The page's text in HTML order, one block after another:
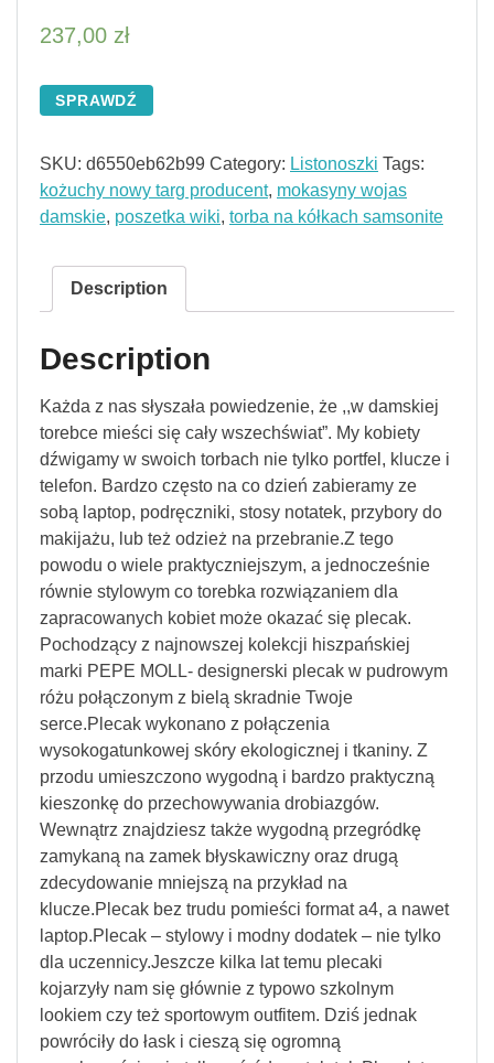
237,00 zł
SPRAWDŹ
SKU: d6550eb62b99 Category: Listonoszki Tags:
kożuchy nowy targ producent, mokasyny wojas
damskie, poszetka wiki, torba na kółkach samsonite
Description
Description
Każda z nas słyszała powiedzenie, że ,,w damskiej
torebce mieści się cały wszechświat”. My kobiety
dźwigamy w swoich torbach nie tylko portfel, klucze i
telefon. Bardzo często na co dzień zabieramy ze
sobą laptop, podręczniki, stosy notatek, przybory do
makijażu, lub też odzież na przebranie.Z tego
powodu o wiele praktyczniejszym, a jednocześnie
równie stylowym co torebka rozwiązaniem dla
zapracowanych kobiet może okazać się plecak.
Pochodzący z najnowszej kolekcji hiszpańskiej
marki PEPE MOLL- designerski plecak w pudrowym
różu połączonym z bielą skradnie Twoje
serce.Plecak wykonano z połączenia
wysokogatunkowej skóry ekologicznej i tkaniny. Z
przodu umieszczono wygodną i bardzo praktyczną
kieszonkę do przechowywania drobiazgów.
Wewnątrz znajdziesz także wygodną przegródkę
zamykaną na zamek błyskawiczny oraz drugą
zdecydowanie mniejszą na przykład na
klucze.Plecak bez trudu pomieści format a4, a nawet
laptop.Plecak – stylowy i modny dodatek – nie tylko
dla uczennicy.Jeszcze kilka lat temu plecaki
kojarzyły nam się głównie z typowo szkolnym
lookiem czy też sportowym outfitem. Dziś jednak
powróciły do łask i cieszą się ogromną